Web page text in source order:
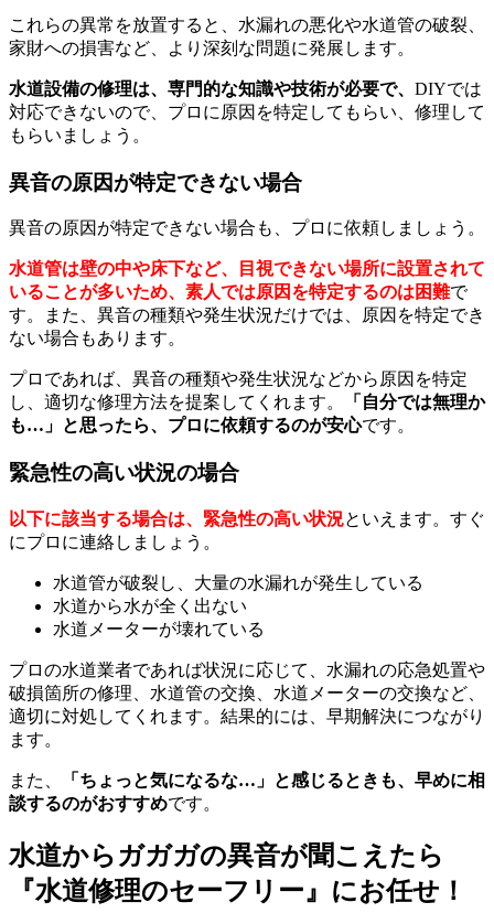
これらの異常を放置すると、水漏れの悪化や水道管の破裂、
家財への損害など、より深刻な問題に発展します。
水道設備の修理は、専門的な知識や技術が必要で、 DIYでは
対応できないので、プロに原因を特定してもらい、修理して
もらいましょう。
異音の原因が特定できない場合
異音の原因が特定できない場合も、プロに依頼しましょう。
水道管は壁の中や床下など、目視できない場所に設置されて
いることが多いため、素人では原因を特定するのは困難で
す。また、異音の種類や発生状況だけでは、原因を特定でき
ない場合もあります。
プロであれば、異音の種類や発生状況などから原因を特定
し、適切な修理方法を提案してくれます。
「自分では無理か
も…」と思ったら、プロに依頼するのが安心です。
緊急性の高い状況の場合
以下に該当する場合は、緊急性の高い状況といえます。すぐ
にプロに連絡しましょう。
水道管が破裂し、大量の水漏れが発生している
水道から水が全く出ない
水道メーターが壊れている
プロの水道業者であれば状況に応じて、水漏れの応急処置や
破損箇所の修理、水道管の交換、水道メーターの交換など、
適切に対処してくれます。結果的には、早期解決につながり
ます。
また、
「ちょっと気になるな…」と感じるときも、早めに相
談するのがおすすめです。
水道からガガガの異音が聞こえたら
『水道修理のセーフリー』にお任せ！